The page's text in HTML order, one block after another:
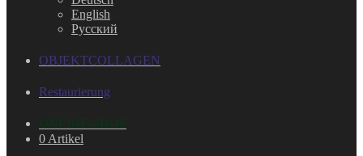
English
Русский
OBJEKTCOLLAGEN
Restaurierung
ONLINE-SHOP
0 Artikel